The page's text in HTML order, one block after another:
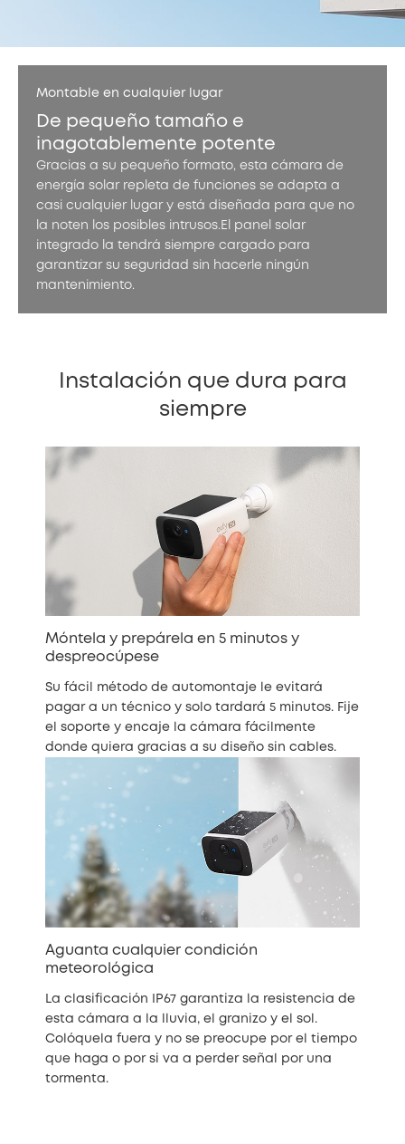
Montable en cualquier lugar
De pequeño tamaño e
inagotablemente potente
Gracias a su pequeño formato, esta cámara de
energía solar repleta de funciones se adapta a
casi cualquier lugar y está diseñada para que no
la noten los posibles intrusos.El panel solar
integrado la tendrá siempre cargado para
garantizar su seguridad sin hacerle ningún
mantenimiento.
Instalación que dura para
siempre
Móntela y prepárela en 5 minutos y
despreocúpese
Su fácil método de automontaje le evitará
pagar a un técnico y solo tardará 5 minutos. Fije
el soporte y encaje la cámara fácilmente
donde quiera gracias a su diseño sin cables.
Aguanta cualquier condición
meteorológica
La clasificación IP67 garantiza la resistencia de
esta cámara a la lluvia, el granizo y el sol.
Colóquela fuera y no se preocupe por el tiempo
que haga o por si va a perder señal por una
tormenta.